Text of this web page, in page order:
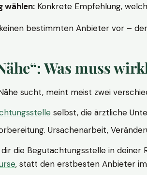
wählen: Konkrete Empfehlung,
bestimmten Anbieter vor –
Was muss
sucht, meint meist zwei
selbst, die ärztliche
Ursachenarbeit,
die Begutachtungsstelle in
, statt den erstbesten Anbieter